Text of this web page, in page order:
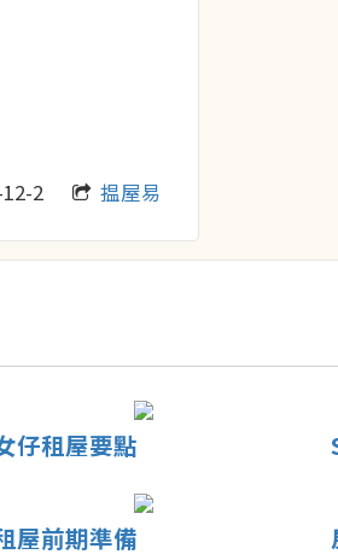
12-2 揾屋易
仔租屋要點
屋前期準備